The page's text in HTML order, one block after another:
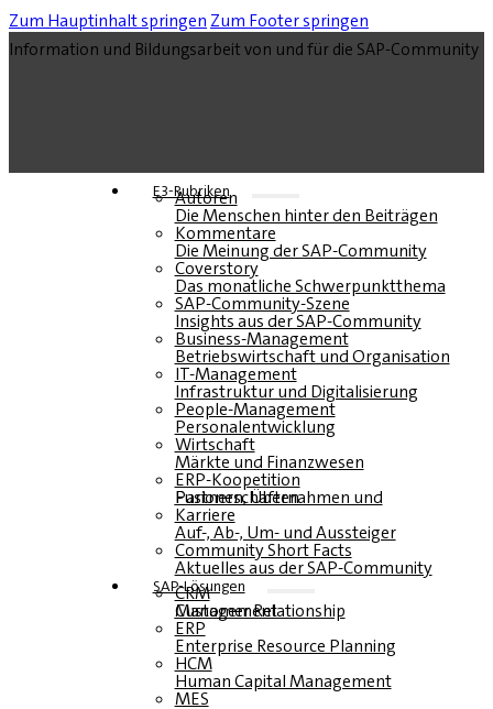
Zum Hauptinhalt springen Zum Footer springen
Information und Bildungsarbeit von und für die SAP-Community
E3-Rubriken
Autoren
Die Menschen hinter den Beiträgen
Kommentare
Die Meinung der SAP-Community
Coverstory
Das monatliche Schwerpunktthema
SAP-Community-Szene
Insights aus der SAP-Community
Business-Management
Betriebswirtschaft und Organisation
IT-Management
Infrastruktur und Digitalisierung
People-Management
Personalentwicklung
Wirtschaft
Märkte und Finanzwesen
ERP-Koopetition
Fusionen, Übernahmen und Partnerschaften
Karriere
Auf-, Ab-, Um- und Aussteiger
Community Short Facts
Aktuelles aus der SAP-Community
SAP-Lösungen
CRM
Customer Relationship Management
ERP
Enterprise Resource Planning
HCM
Human Capital Management
MES